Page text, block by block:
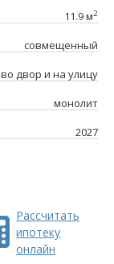
11.9 м2
совмещенный
во двор и на улицу
монолит
2027
Рассчитать
ипотеку
онлайн